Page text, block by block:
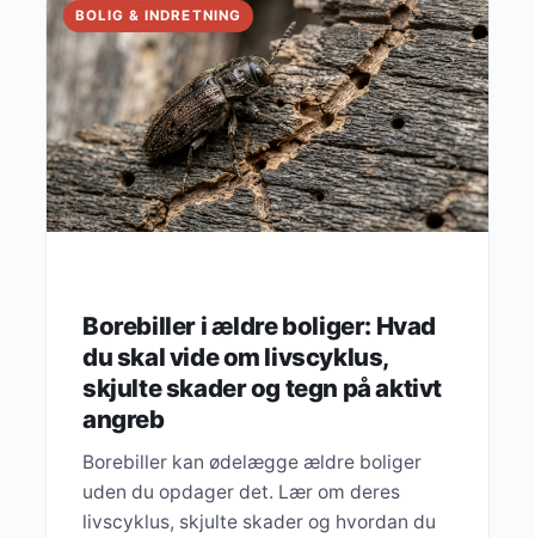
BOLIG & INDRETNING
Borebiller i ældre boliger: Hvad
du skal vide om livscyklus,
skjulte skader og tegn på aktivt
angreb
Borebiller kan ødelægge ældre boliger
uden du opdager det. Lær om deres
livscyklus, skjulte skader og hvordan du